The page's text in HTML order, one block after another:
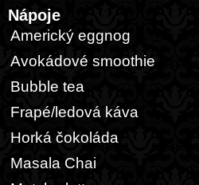
Nápoje
Americký eggnog
Avokádové smoothie
Bubble tea
Frapé/ledová káva
Horká čokoláda
Masala Chai